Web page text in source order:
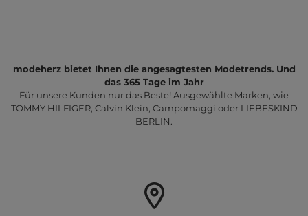
modeherz bietet Ihnen die angesagtesten Modetrends. Und
das 365 Tage im Jahr
Für unsere Kunden nur das Beste! Ausgewählte Marken, wie
TOMMY HILFIGER, Calvin Klein, Campomaggi oder LIEBESKIND
BERLIN.